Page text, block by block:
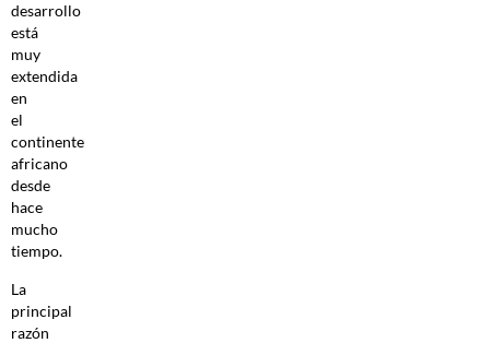
desarrollo
está
muy
extendida
en
el
continente
africano
desde
hace
mucho
tiempo.
La
principal
razón